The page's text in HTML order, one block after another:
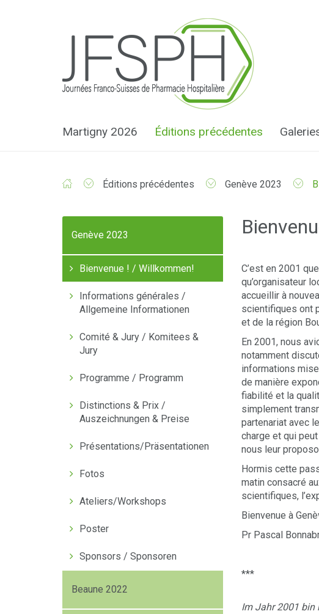
Martigny 2026 Éditions précédentes
Éditions précédentes Genève 2023
Genève 2023
Bienvenue ! / Willkommen!
Informations générales /
Allgemeine Informationen
Comité & Jury / Komitees &
Jury
Programme / Programm
Distinctions & Prix /
Auszeichnungen & Preise
Présentations/Präsentationen
Fotos
Ateliers/Workshops
Poster
Sponsors / Sponsoren
Beaune 2022
C’est en 2001
qu’organisateur
accueillir à
scientifiques ont
et de la région
En 2001, nous
notamment
informations
de manière
fiabilité et la
simplement
partenariat avec
charge et qui
nous leur
Hormis cette
matin consacré
scientifiques,
Bienvenue à
Pr Pascal
***
Im Jahr 2001 bin